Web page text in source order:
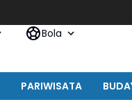
Bola
PARIWISATA